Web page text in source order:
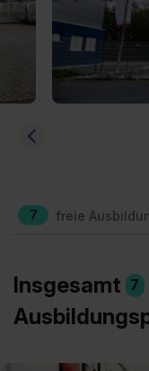
7 freie
Insgesamt 7